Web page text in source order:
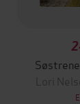
Lori